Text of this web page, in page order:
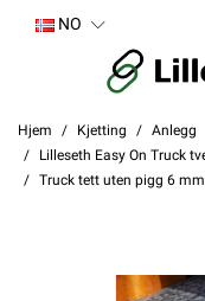
NO
Hjem Kjetting
Anlegg
Lilleseth Easy On Truck
Truck tett uten pigg 6